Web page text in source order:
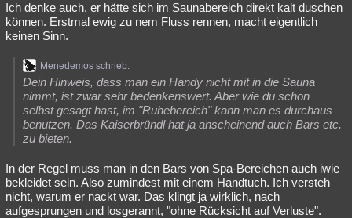
Ich denke auch, er hätte sich im Saunabereich direkt kalt duschen
können. Erstmal ewig zu nem Fluss rennen, macht eigentlich
keinen Sinn.
Menedemos schrieb:
Dein Hinweis, dass man ein Handy nicht mit in die Sauna
nimmt, ist zwar sehr bedenkenswert. Aber wie du schon
selbst gesagt hast, im "Ruhebereich" kann man es durchaus
benutzen. Das Kaiserbründl hat ja anscheinend auch Bars etc.
zu bieten.
In der Regel muss man in den Bars von Spa-Bereichen auch iwie
bekleidet sein. Also zumindest mit einem Handtuch. Ich versteh
nicht, warum er nackt war. Das klingt ja wirklich, nach
aufgesprungen und losgerannt, "ohne Rücksicht auf Verluste".